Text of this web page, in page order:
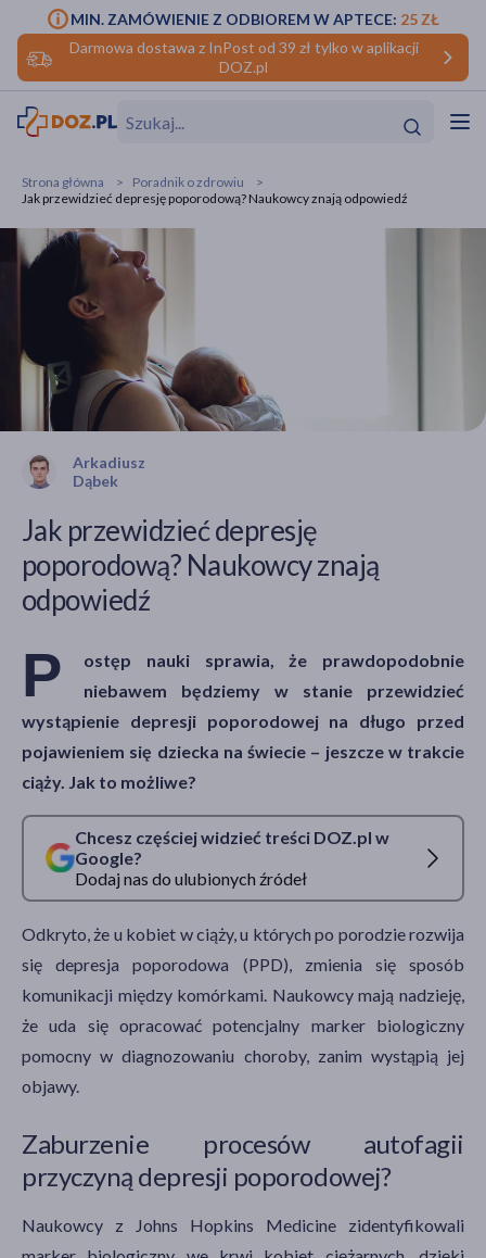
Darmowa dostawa z InPost od 39 zł tylko w aplikacji
DOZ.pl
MIN. ZAMÓWIENIE Z ODBIOREM W APTECE: 25 ZŁ
Strona główna
Poradnik o zdrowiu
Jak przewidzieć depresję poporodową? Naukowcy znają odpowiedź
Arkadiusz
Dąbek
Jak przewidzieć depresję
poporodową? Naukowcy znają
odpowiedź
P
ostęp nauki sprawia, że prawdopodobnie
niebawem będziemy w stanie przewidzieć
wystąpienie depresji poporodowej na długo przed
pojawieniem się dziecka na świecie – jeszcze w trakcie
ciąży. Jak to możliwe?
Chcesz częściej widzieć treści DOZ.pl w
Google?
Dodaj nas do ulubionych źródeł
Odkryto, że u kobiet w ciąży, u których po porodzie rozwija
się depresja poporodowa (PPD), zmienia się sposób
komunikacji między komórkami. Naukowcy mają nadzieję,
że uda się opracować potencjalny marker biologiczny
pomocny w diagnozowaniu choroby, zanim wystąpią jej
objawy.
Zaburzenie procesów autofagii
przyczyną depresji poporodowej?
Naukowcy z Johns Hopkins Medicine zidentyfikowali